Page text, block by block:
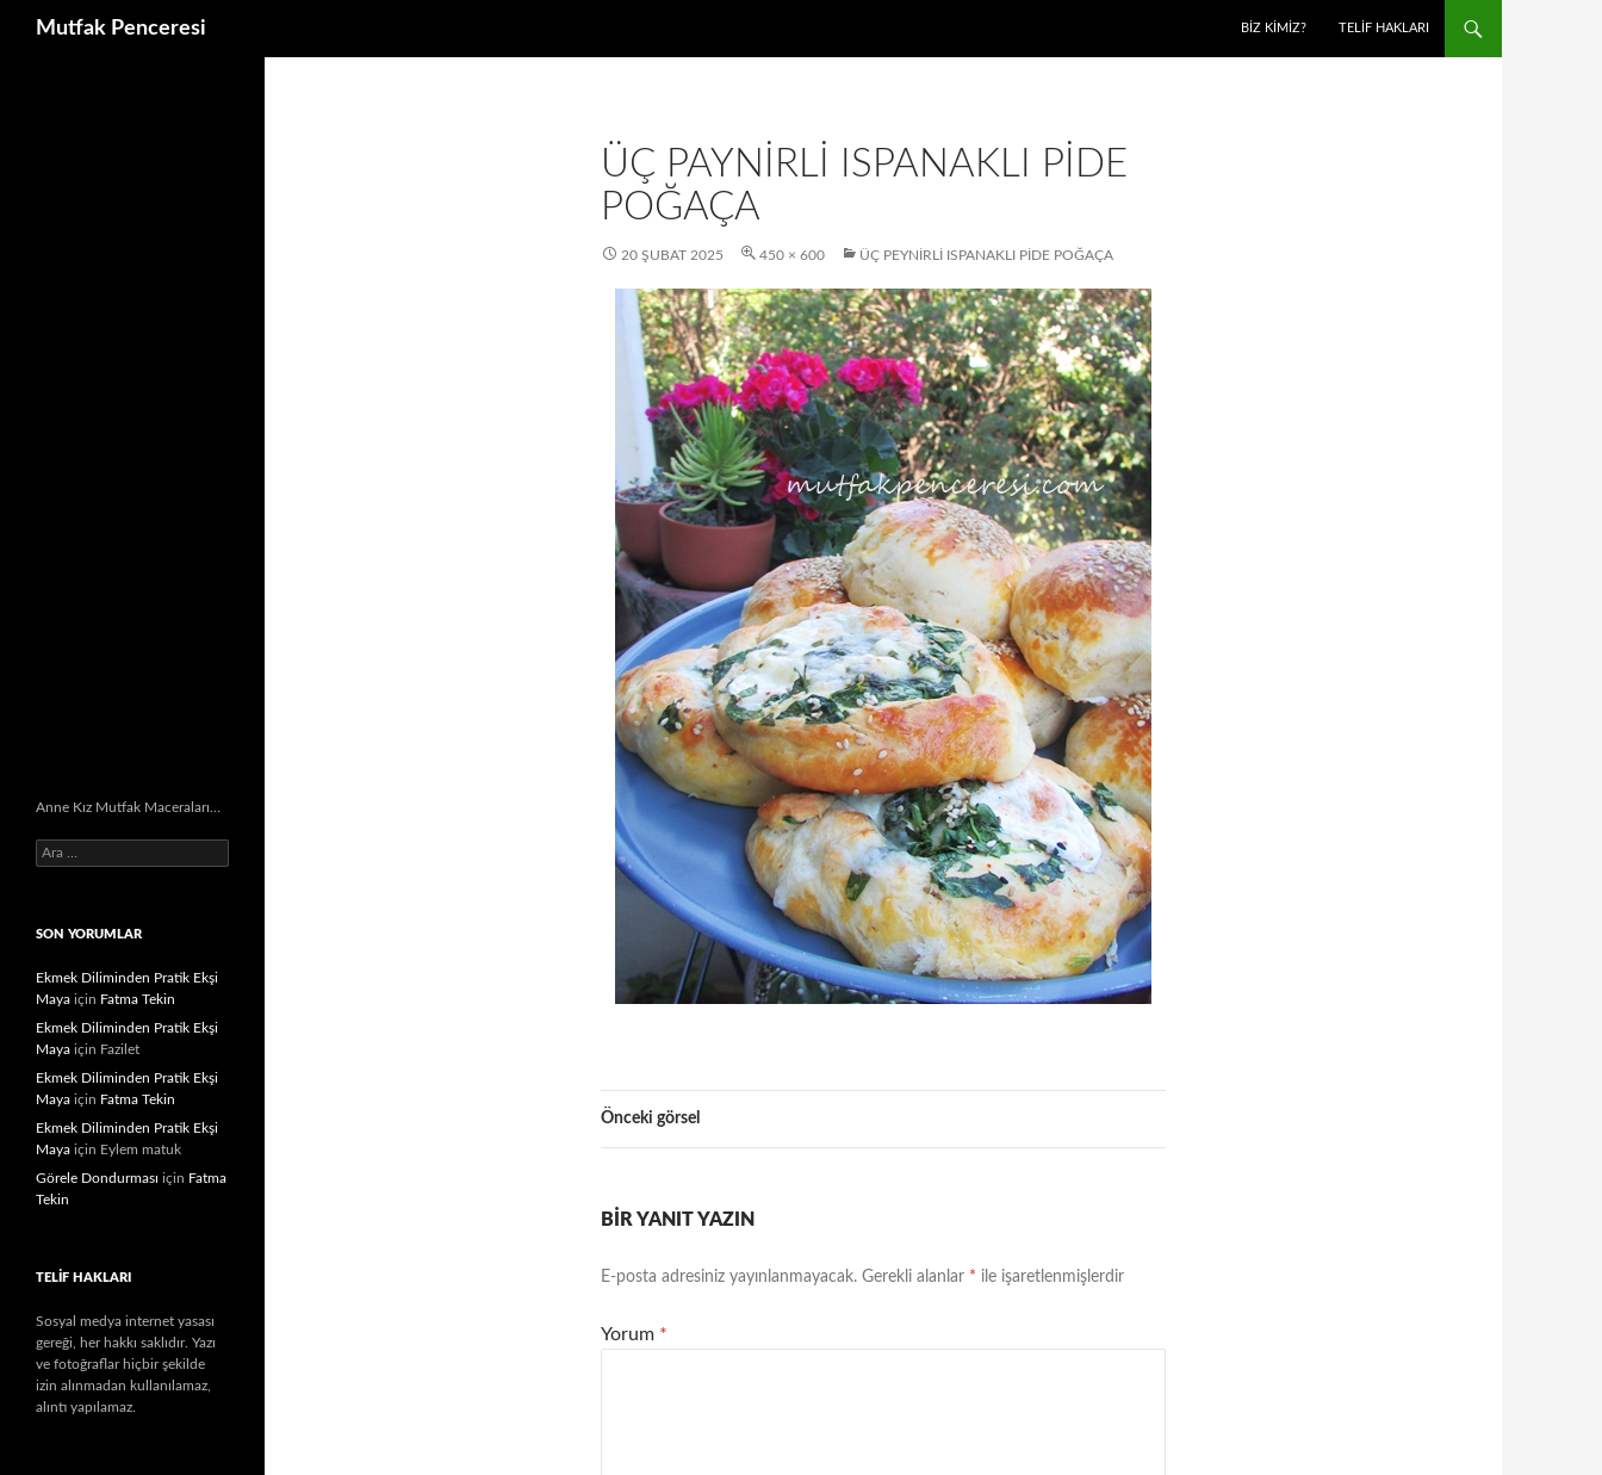
Mutfak Penceresi BIZ KIMIZ? TELIF HAKLARI
ÜÇ PAYNIRLI ISPANAKLI PIDE
POĞAÇA
20 ŞUBAT 2025 450 × 600 ÜÇ PEYNIRLI ISPANAKLI PIDE POĞAÇA
Önceki görsel
BIR YANIT YAZIN
E-posta adresiniz yayınlanmayacak. Gerekli alanlar * ile işaretlenmişlerdir
Yorum *
Anne Kız Mutfak Maceraları…
Arama:
SON YORUMLAR
Ekmek Diliminden Pratik Ekşi
Maya için Fatma Tekin
Ekmek Diliminden Pratik Ekşi
Maya için Fazilet
Ekmek Diliminden Pratik Ekşi
Maya için Fatma Tekin
Ekmek Diliminden Pratik Ekşi
Maya için Eylem matuk
Görele Dondurması için Fatma
Tekin
TELIF HAKLARI
Sosyal medya internet yasası
gereği, her hakkı saklıdır. Yazı
ve fotoğraflar hiçbir şekilde
izin alınmadan kullanılamaz,
alıntı yapılamaz.